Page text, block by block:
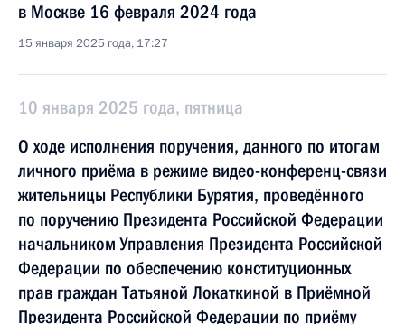
в Москве 16 февраля 2024 года
15 января 2025 года, 17:27
10 января 2025 года, пятница
О ходе исполнения поручения, данного по итогам
личного приёма в режиме видео-конференц-связи
жительницы Республики Бурятия, проведённого
по поручению Президента Российской Федерации
начальником Управления Президента Российской
Федерации по обеспечению конституционных
прав граждан Татьяной Локаткиной в Приёмной
Президента Российской Федерации по приёму